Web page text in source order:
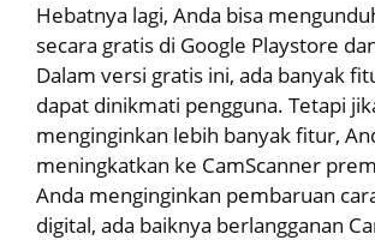
Hebatnya lagi, Anda bisa
secara gratis di Google Playstore
Dalam versi gratis ini, ada banyak
dapat dinikmati pengguna. Tetapi
menginginkan lebih banyak fitur,
meningkatkan ke CamScanner
Anda menginginkan pembaruan
digital, ada baiknya berlangganan